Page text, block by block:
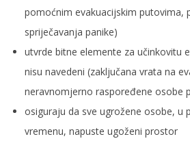
pomoćnim evakuacijskim putovima,
spriječavanja panike)
utvrde bitne elemente za učinkovitu
nisu navedeni (zaključana vrata na
neravnomjerno raspoređene osobe
osiguraju da sve ugrožene osobe, u
vremenu, napuste ugoženi prostor